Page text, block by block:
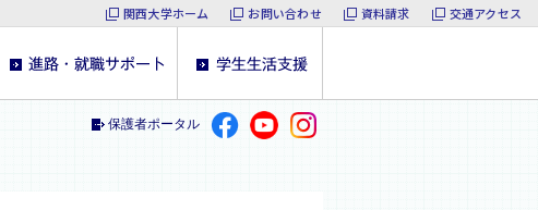
関西大学ホーム お問い合わせ 資料請求 交通アクセス
保護者ポータル